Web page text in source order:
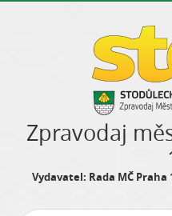
Zpravodaj
Vydavatel: Rada MČ Praha